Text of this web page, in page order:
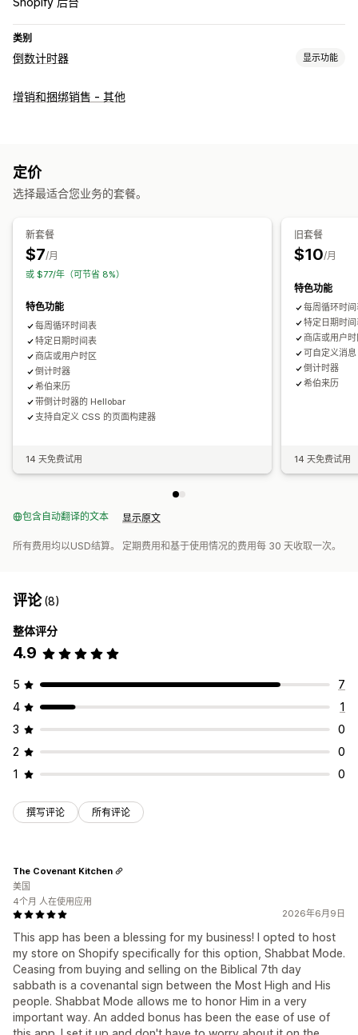
类别
倒数计时器 显示功能
展示选项
定期
计时器类型
增销和捆绑销售 - 其他
定价
选择最适合您业务的套餐。
新套餐
$7/月
或 $77/年（可节省 8%）
特色功能
每周循环时间表
特定日期时间表
商店或用户时区
倒计时器
希伯来历
带倒计时器的 Hellobar
支持自定义 CSS 的页面构建器
14 天免费试用
旧套餐
$10/月
特色功能
每周循环时
特定日期时
商店或用户
可自定义消息
倒计时器
希伯来历
14 天免费试用
包含自动翻译的文本 显示原文
所有费用均以USD结算。 定期费用和基于使用情况的费用每 30 天收取一次。
评论(8)
整体评分
4.9
5
7
4
1
3
0
2
0
1
0
撰写评论 所有评论
2026年6月9日
This app has been a blessing for my business! I opted to host
my store on Shopify specifically for this option, Shabbat Mode.
Ceasing from buying and selling on the Biblical 7th day
sabbath is a covenantal sign between the Most High and His
people. Shabbat Mode allows me to honor Him in a very
important way. An added bonus has been the ease of use of
The Covenant Kitchen
美国
4个月 人在使用应用